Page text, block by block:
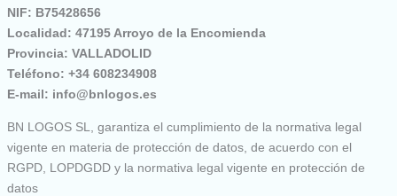
NIF: B75428656
Localidad: 47195 Arroyo de la Encomienda
Provincia: VALLADOLID
Teléfono: +34 608234908
E-mail: info@bnlogos.es
BN LOGOS SL, garantiza el cumplimiento de la normativa legal
vigente en materia de protección de datos, de acuerdo con el
RGPD, LOPDGDD y la normativa legal vigente en protección de
datos